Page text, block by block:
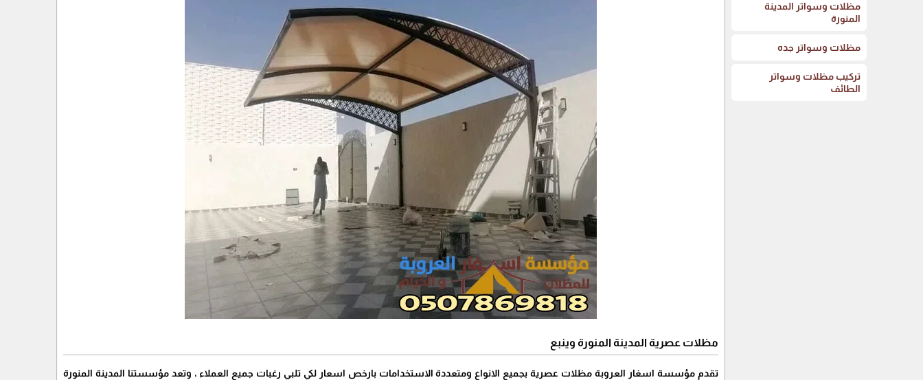
مظلات وسواتر المدينة
المنورة
مظلات وسواتر جده
تركيب مظلات وسواتر
الطائف
مظلات عصرية المدينة المنورة وينبع
تقدم مؤسسة اسغار العروبة مظلات عصرية بجميع الانواع ومتعددة الاستخدامات بارخص اسعار لكي تلبي رغبات جميع العملاء ، وتعد مؤسستنا المدينة المنورة